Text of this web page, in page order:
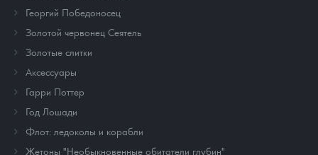
Георгий Победоносец
Золотой червонец Сеятель
Золотые слитки
Аксессуары
Гарри Поттер
Год Лошади
Флот: ледоколы и корабли
Жетоны "Необыкновенные обитатели глубин"